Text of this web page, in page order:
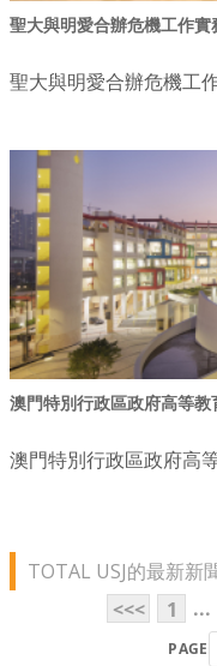
聖大與明愛合辦危機工作實
聖大與明愛合辦危機工
澳門特別行政區政府高等教
澳門特別行政區政府高
TOTAL USJ的最新新
<<<
1 ...
PAGE